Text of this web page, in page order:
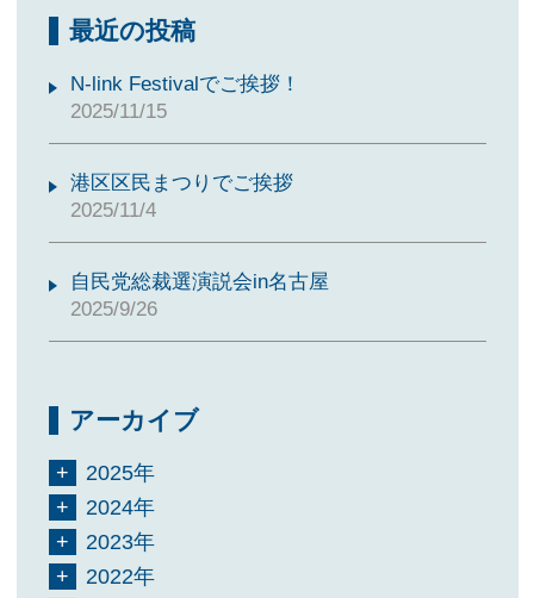
最近の投稿
N-link Festivalでご挨拶！
2025/11/15
港区区民まつりでご挨拶
2025/11/4
自民党総裁選演説会in名古屋
2025/9/26
アーカイブ
2025年
2024年
2023年
2022年